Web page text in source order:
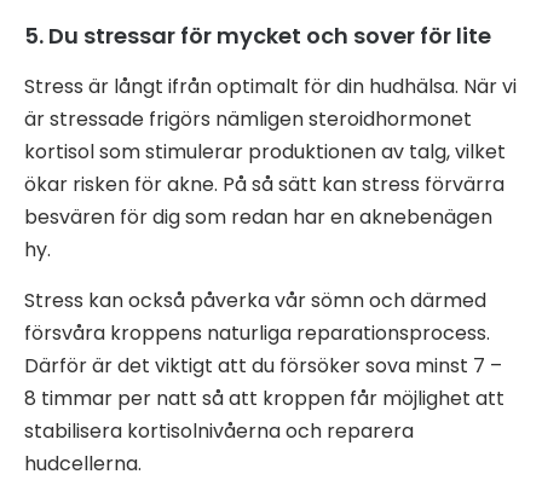
5. Du stressar för mycket och sover för lite
Stress är långt ifrån optimalt för din hudhälsa. När vi
är stressade frigörs nämligen steroidhormonet
kortisol som stimulerar produktionen av talg, vilket
ökar risken för akne. På så sätt kan stress förvärra
besvären för dig som redan har en aknebenägen
hy.
Stress kan också påverka vår sömn och därmed
försvåra kroppens naturliga reparationsprocess.
Därför är det viktigt att du försöker sova minst 7 –
8 timmar per natt så att kroppen får möjlighet att
stabilisera kortisolnivåerna och reparera
hudcellerna.